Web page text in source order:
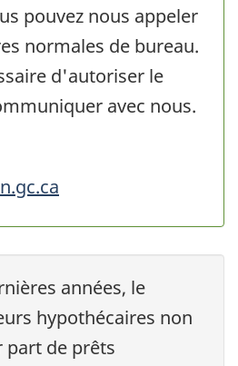
pouvez nous appeler
normales de bureau.
d'autoriser le
avec nous.
années, le
hypothécaires non
part de prêts